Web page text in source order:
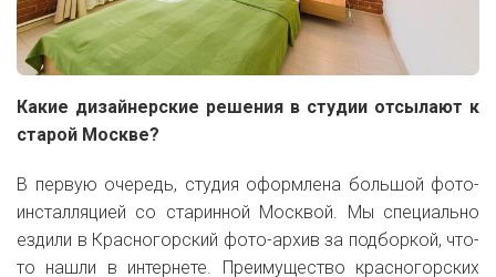
Какие дизайнерские решения в студии отсылают к
старой Москве?
В первую очередь, студия оформлена большой фото-
инсталляцией со старинной Москвой. Мы специально
ездили в Красногорский фото-архив за подборкой, что-
то нашли в интернете. Преимущество красногорских